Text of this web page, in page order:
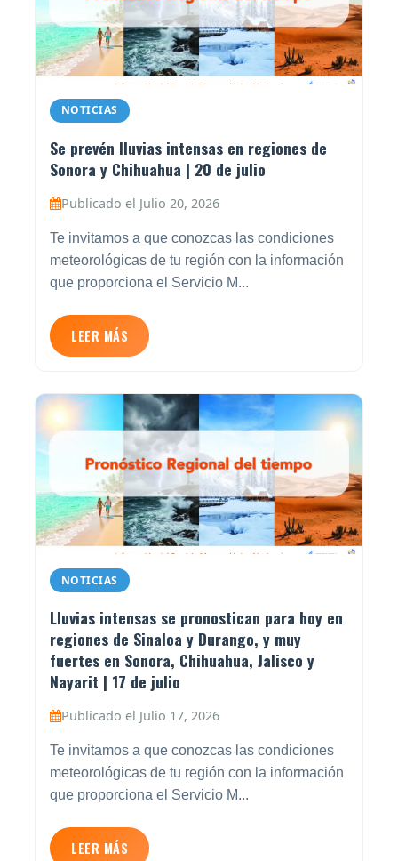
NOTICIAS
Se prevén lluvias intensas en regiones de
Sonora y Chihuahua | 20 de julio
Publicado el Julio 20, 2026
Te invitamos a que conozcas las condiciones
meteorológicas de tu región con la información
que proporciona el Servicio M...
LEER MÁS
NOTICIAS
Lluvias intensas se pronostican para hoy en
regiones de Sinaloa y Durango, y muy
fuertes en Sonora, Chihuahua, Jalisco y
Nayarit | 17 de julio
Publicado el Julio 17, 2026
Te invitamos a que conozcas las condiciones
meteorológicas de tu región con la información
que proporciona el Servicio M...
LEER MÁS